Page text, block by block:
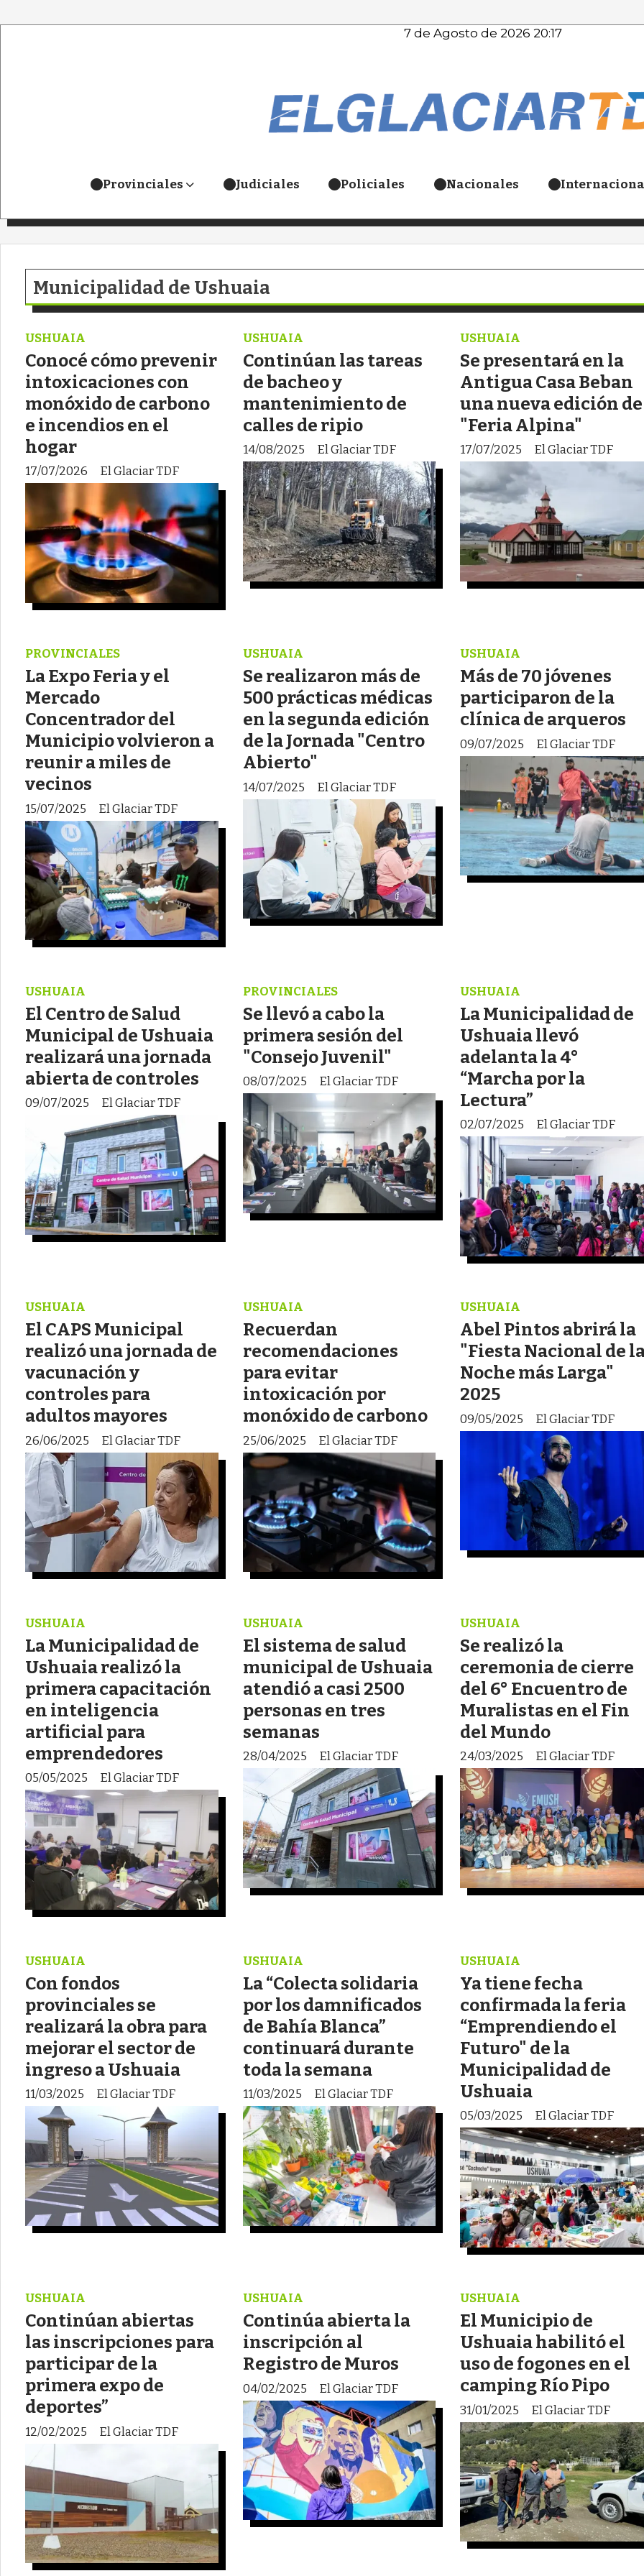
7 de Agosto de 2026 20:17
Provinciales Judiciales Policiales Nacionales
Municipalidad de Ushuaia
Conocé cómo prevenir
intoxicaciones con
monóxido de carbono
e incendios en el
hogar
El Glaciar TDF
USHUAIA
17/07/2026
Continúan las tareas
de bacheo y
mantenimiento de
calles de ripio
El Glaciar TDF
USHUAIA
14/08/2025
Se presentará en la
Antigua Casa Beban
una nueva edición de
"Feria Alpina"
El Glaciar TDF
USHUAIA
17/07/2025
La Expo Feria y el
Mercado
Concentrador del
Municipio volvieron a
reunir a miles de
vecinos
El Glaciar TDF
PROVINCIALES
15/07/2025
Se realizaron más de
500 prácticas médicas
en la segunda edición
de la Jornada "Centro
Abierto"
El Glaciar TDF
USHUAIA
14/07/2025
Más de 70 jóvenes
participaron de la
clínica de arqueros
El Glaciar TDF
USHUAIA
09/07/2025
El Centro de Salud
Municipal de Ushuaia
realizará una jornada
abierta de controles
El Glaciar TDF
USHUAIA
09/07/2025
Se llevó a cabo la
primera sesión del
"Consejo Juvenil"
El Glaciar TDF
PROVINCIALES
08/07/2025
La Municipalidad de
Ushuaia llevó
adelanta la 4°
“Marcha por la
Lectura”
El Glaciar TDF
USHUAIA
02/07/2025
El CAPS Municipal
realizó una jornada de
vacunación y
controles para
adultos mayores
El Glaciar TDF
USHUAIA
26/06/2025
Recuerdan
recomendaciones
para evitar
intoxicación por
monóxido de carbono
El Glaciar TDF
USHUAIA
25/06/2025
Abel Pintos abrirá la
"Fiesta Nacional de
Noche más Larga"
2025
El Glaciar TDF
USHUAIA
09/05/2025
La Municipalidad de
Ushuaia realizó la
primera capacitación
en inteligencia
artificial para
emprendedores
El Glaciar TDF
USHUAIA
05/05/2025
El sistema de salud
municipal de Ushuaia
atendió a casi 2500
personas en tres
semanas
El Glaciar TDF
USHUAIA
28/04/2025
Se realizó la
ceremonia de cierre
del 6° Encuentro de
Muralistas en el Fin
del Mundo
El Glaciar TDF
USHUAIA
24/03/2025
Con fondos
provinciales se
realizará la obra para
mejorar el sector de
ingreso a Ushuaia
El Glaciar TDF
USHUAIA
11/03/2025
La “Colecta solidaria
por los damnificados
de Bahía Blanca”
continuará durante
toda la semana
El Glaciar TDF
USHUAIA
11/03/2025
Ya tiene fecha
confirmada la feria
“Emprendiendo el
Futuro" de la
Municipalidad de
Ushuaia
El Glaciar TDF
USHUAIA
05/03/2025
Continúan abiertas
las inscripciones para
participar de la
primera expo de
deportes”
El Glaciar TDF
USHUAIA
12/02/2025
Continúa abierta la
inscripción al
Registro de Muros
El Glaciar TDF
USHUAIA
04/02/2025
El Municipio de
Ushuaia habilitó el
uso de fogones en el
camping Río Pipo
El Glaciar TDF
USHUAIA
31/01/2025